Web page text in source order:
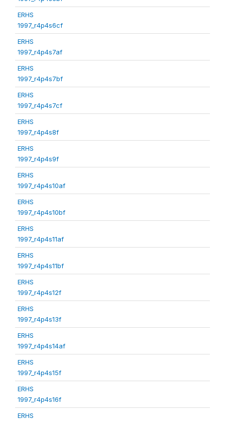
ERHS
1997_r4p4s6cf
ERHS
1997_r4p4s7af
ERHS
1997_r4p4s7bf
ERHS
1997_r4p4s7cf
ERHS
1997_r4p4s8f
ERHS
1997_r4p4s9f
ERHS
1997_r4p4s10af
ERHS
1997_r4p4s10bf
ERHS
1997_r4p4s11af
ERHS
1997_r4p4s11bf
ERHS
1997_r4p4s12f
ERHS
1997_r4p4s13f
ERHS
1997_r4p4s14af
ERHS
1997_r4p4s15f
ERHS
1997_r4p4s16f
ERHS